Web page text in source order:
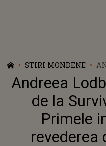
STIRI MONDENE
Andreea
de la
Primele
revederea